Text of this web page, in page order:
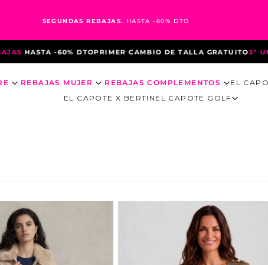
SEGUNDAS REBAJAS. HASTA -60% DTO
CAMBIO DE TALLA GRATUITO3ª UNIDAD AL -50% DTO*
REBAJAS MUJER REBAJAS COMPLEMENTOS
EL
EL CAPOTE X BERTIN EL CAPOTE GOLF